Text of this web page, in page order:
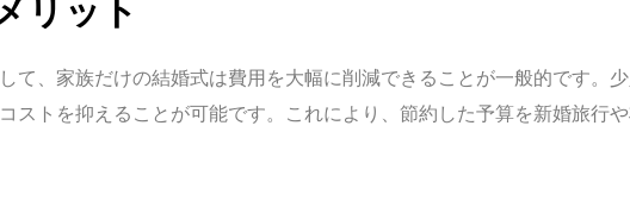
リット
て、家族だけの結婚式は費用を大幅に削減できることが一般的です。
ストを抑えることが可能です。これにより、節約した予算を新婚旅行